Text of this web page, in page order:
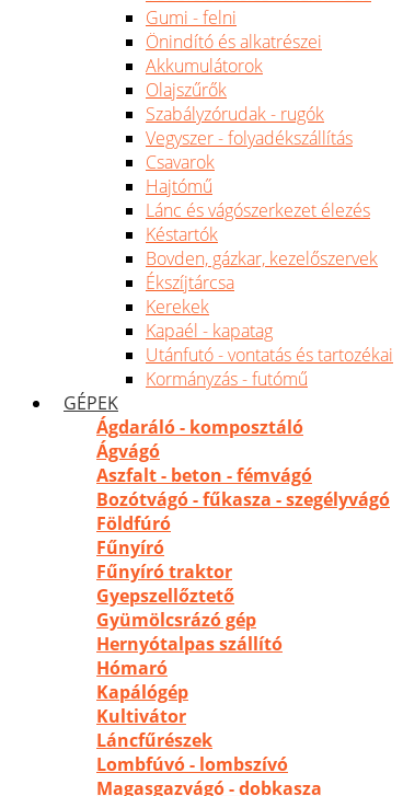
Gumi - felni
Önindító és alkatrészei
Akkumulátorok
Olajszűrők
Szabályzórudak - rugók
Vegyszer - folyadékszállítás
Csavarok
Hajtómű
Lánc és vágószerkezet élezés
Késtartók
Bovden, gázkar, kezelőszervek
Ékszíjtárcsa
Kerekek
Kapaél - kapatag
Utánfutó - vontatás és tartozékai
Kormányzás - futómű
GÉPEK
Ágdaráló - komposztáló
Ágvágó
Aszfalt - beton - fémvágó
Bozótvágó - fűkasza - szegélyvágó
Földfúró
Fűnyíró
Fűnyíró traktor
Gyepszellőztető
Gyümölcsrázó gép
Hernyótalpas szállító
Hómaró
Kapálógép
Kultivátor
Láncfűrészek
Lombfúvó - lombszívó
Magasgazvágó - dobkasza